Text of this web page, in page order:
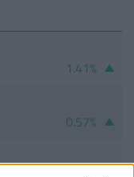
1.41%
0.57%